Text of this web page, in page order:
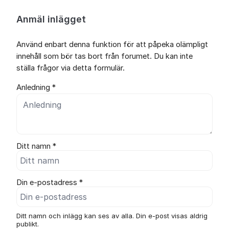
Anmäl inlägget
Använd enbart denna funktion för att påpeka olämpligt
innehåll som bör tas bort från forumet. Du kan inte
ställa frågor via detta formulär.
Anledning *
Ditt namn *
Din e-postadress *
Ditt namn och inlägg kan ses av alla. Din e-post visas aldrig
publikt.